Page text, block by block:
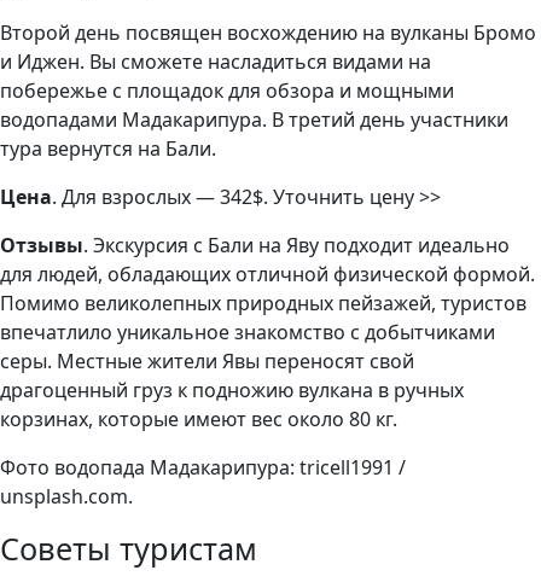
Второй день посвящен восхождению на вулканы Бромо
и Иджен. Вы сможете насладиться видами на
побережье с площадок для обзора и мощными
водопадами Мадакарипура. В третий день участники
тура вернутся на Бали.
Цена. Для взрослых — 342$. Уточнить цену >>
Отзывы. Экскурсия с Бали на Яву подходит идеально
для людей, обладающих отличной физической формой.
Помимо великолепных природных пейзажей, туристов
впечатлило уникальное знакомство с добытчиками
серы. Местные жители Явы переносят свой
драгоценный груз к подножию вулкана в ручных
корзинах, которые имеют вес около 80 кг.
Фото водопада Мадакарипура: tricell1991 /
unsplash.com.
Советы туристам